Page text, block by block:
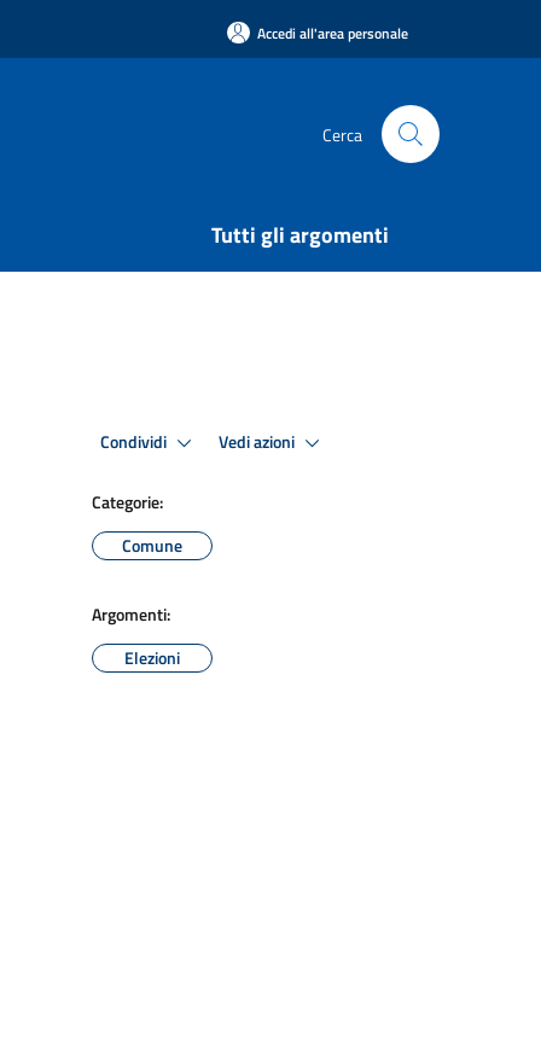
Accedi all'area personale
Cerca
Tutti gli argomenti
Condividi Vedi azioni
Categorie:
Comune
Argomenti:
Elezioni